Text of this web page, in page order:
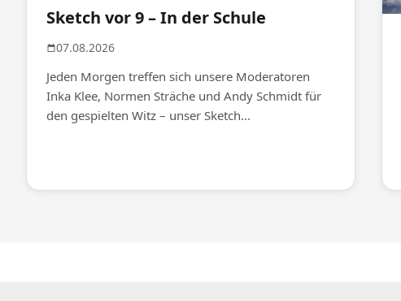
Sketch vor 9 – In der Schule
07.08.2026
Jeden Morgen treffen sich unsere Moderatoren
Inka Klee, Normen Sträche und Andy Schmidt für
den gespielten Witz – unser Sketch...